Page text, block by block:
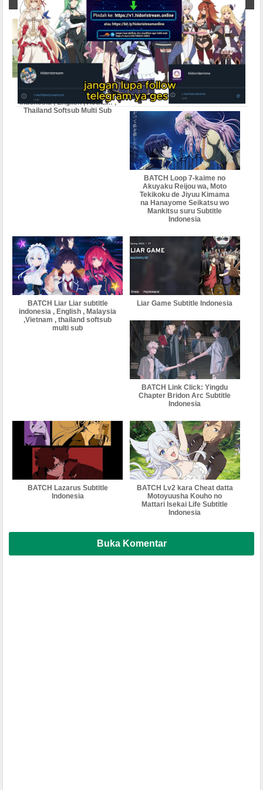
BATCH Lv1 Maou to One
Room Yuusha subtitle
indonesia , English ,Vietnam ,
Thailand Softsub Multi Sub
Lv999 no Murabito Subtitle
Indonesia
BATCH Loop 7-kaime no
Akuyaku Reijou wa, Moto
Tekikoku de Jiyuu Kimama
na Hanayome Seikatsu wo
Mankitsu suru Subtitle
Indonesia
BATCH Liar Liar subtitle
indonesia , English , Malaysia
,Vietnam , thailand softsub
multi sub
Liar Game Subtitle Indonesia
BATCH Link Click: Yingdu
Chapter Bridon Arc Subtitle
Indonesia
BATCH Lazarus Subtitle
Indonesia
BATCH Lv2 kara Cheat datta
Motoyuusha Kouho no
Mattari Isekai Life Subtitle
Indonesia
Buka Komentar